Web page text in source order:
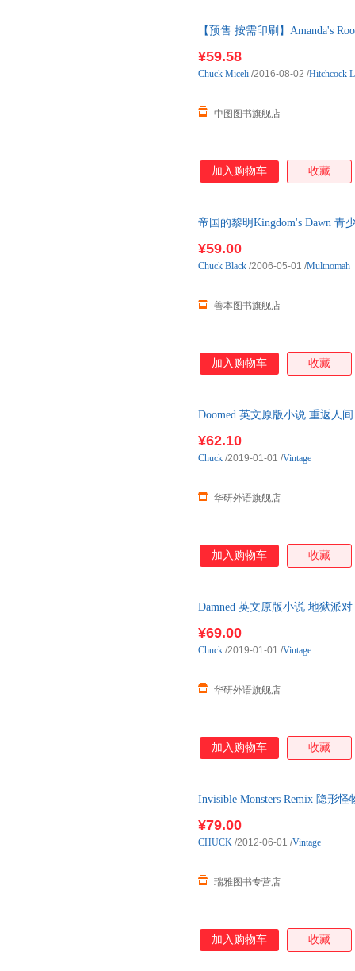
【预售 按需印刷】Amanda's
¥59.58
中图图书旗舰店
Chuck Miceli /2016-08-02 /Hitchcock
加入购物车 收藏
帝国的黎明Kingdom's Dawn 青
¥59.00
善本图书旗舰店
Chuck Black /2006-05-01 /Multnomah
加入购物车 收藏
Doomed 英文原版小说 重返人
¥62.10
华研外语旗舰店
Chuck /2019-01-01 /Vintage
加入购物车 收藏
Damned 英文原版小说 地狱派
¥69.00
华研外语旗舰店
Chuck /2019-01-01 /Vintage
加入购物车 收藏
Invisible Monsters Remix 隐形
¥79.00
瑞雅图书专营店
CHUCK /2012-06-01 /Vintage
加入购物车 收藏